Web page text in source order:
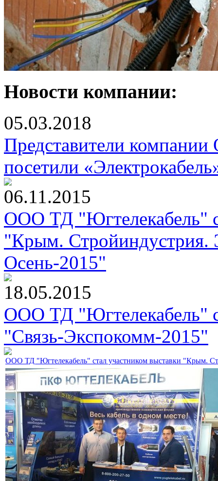
Новости компании:
05.03.2018
Представители
посетили
06.11.2015
ООО ТД "Югтелекабель"
"Крым. Стройиндустрия.
Осень-2015"
18.05.2015
ООО ТД "Югтелекабель"
"Связь-Экспокомм-2015"
ООО ТД "Югтелекабель" стал участником выставки "Крым.